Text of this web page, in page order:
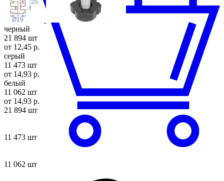
25
Ø19
черный
21 894 шт
от 12,45 р.
серый
11 473 шт
от 14,93 р.
белый
11 062 шт
от 14,93 р.
21 894 шт
11 473 шт
11 062 шт